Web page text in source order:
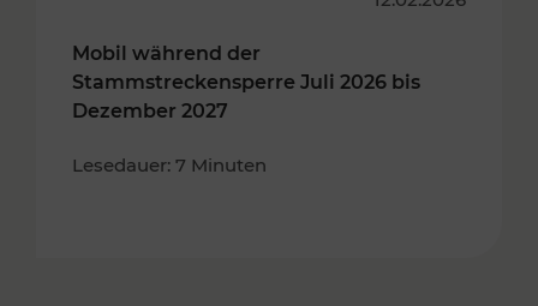
Mobil während der
Stammstreckensperre Juli 2026 bis
Dezember 2027
Lesedauer: 7 Minuten